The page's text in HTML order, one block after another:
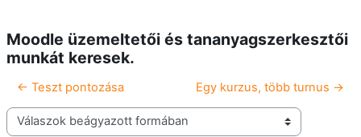
Moodle üzemeltetői és tananyagszerkesztői
munkát keresek.
← Teszt pontozása Egy kurzus, több turnus →
Megjelenítési mód